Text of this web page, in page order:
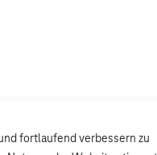
fortlaufend verbessern zu